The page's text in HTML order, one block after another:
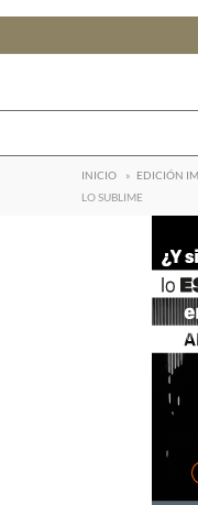
INICIO » EDICIÓN
LO SUBLIME